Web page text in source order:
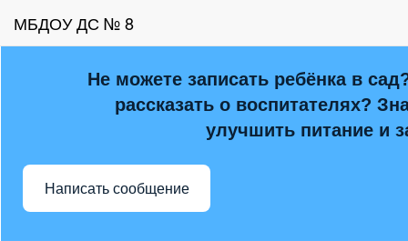
МБДОУ ДС № 8
Не можете записать ребёнка в
рассказать о воспитателях?
улучшить питание и
Написать сообщение